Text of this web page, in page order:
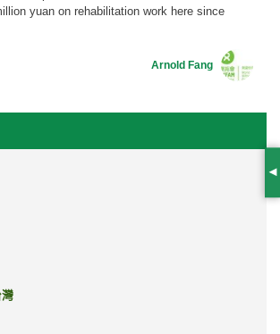
yuan on rehabilitation work here since
Arnold Fang